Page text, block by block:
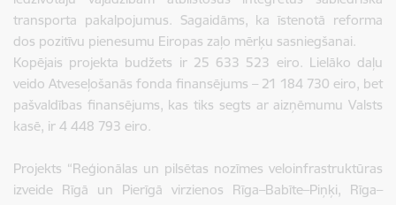
transporta pakalpojumus. Sagaidāms, ka īstenotā reforma
dos pozitīvu pienesumu Eiropas zaļo mērķu sasniegšanai.
Kopējais projekta budžets ir 25 633 523 eiro. Lielāko daļu
veido Atveseļošanās fonda finansējums – 21 184 730 eiro, bet
pašvaldības finansējums, kas tiks segts ar aizņēmumu Valsts
kasē, ir 4 448 793 eiro.
Projekts “Reģionālas un pilsētas nozīmes veloinfrastruktūras
izveide Rīgā un Pierīgā virzienos Rīga–Babīte–Piņķi, Rīga–